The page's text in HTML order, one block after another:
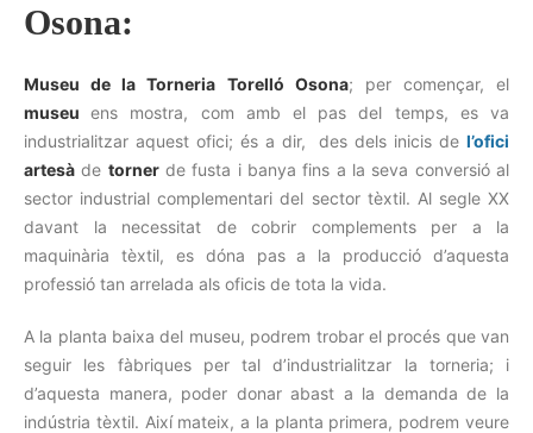
Osona:
Museu de la Torneria Torelló Osona; per començar, el
museuens mostra, com amb el pas del temps, es va
industrialitzar aquest ofici; és a dir, des dels inicis de l’ofici
artesà de tornerde fusta i banya fins a la seva conversió al
sector industrial complementari del sector tèxtil. Al segle XX
davant la necessitat de cobrir complements per a la
maquinària tèxtil, es dóna pas a la producció d’aquesta
professió tan arrelada als oficis de tota la vida.
A la planta baixa del museu, podrem trobar el procés que van
seguir les fàbriques per tal d’industrialitzar la torneria; i
d’aquesta manera, poder donar abast a la demanda de la
indústria tèxtil. Així mateix, a la planta primera, podrem veure